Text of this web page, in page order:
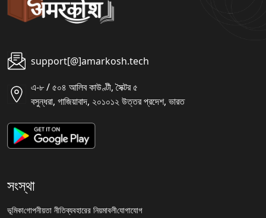
support[@]amarkosh.tech
এ-৮ / ৫০৪ আলিব কাউণ্টী, সৈক্টর ৫
বসুন্ধরা, গাজিয়াবাদ, ২০১০১২ উত্তর প্রদেশ, ভারত
সংস্থা
ভূমিকাগোপনীয়তা নীতিব্যবহারের নিয়মাবলীযোগাযোগ